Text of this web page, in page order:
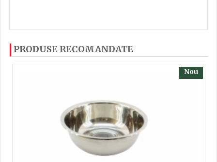
cu ajutorul steluțelor, și scrieți părerea dvs. Pentru
a putea să scrieți părerea trebuie să fiți înregistrat.
PRODUSE RECOMANDATE
Nou